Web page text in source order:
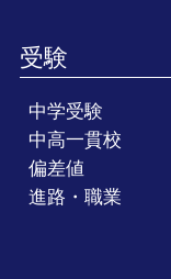
受験
中学受験
中高一貫校
偏差値
進路・職業